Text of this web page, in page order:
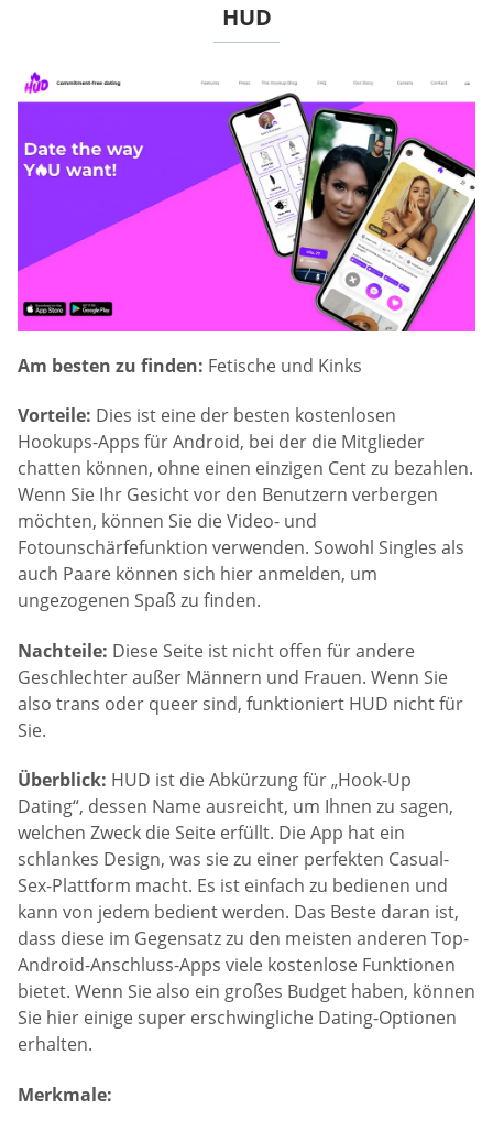
HUD
Am besten zu finden: Fetische und Kinks
Vorteile: Dies ist eine der besten kostenlosen
Hookups-Apps für Android, bei der die Mitglieder
chatten können, ohne einen einzigen Cent zu bezahlen.
Wenn Sie Ihr Gesicht vor den Benutzern verbergen
möchten, können Sie die Video- und
Fotounschärfefunktion verwenden. Sowohl Singles als
auch Paare können sich hier anmelden, um
ungezogenen Spaß zu finden.
Nachteile: Diese Seite ist nicht offen für andere
Geschlechter außer Männern und Frauen. Wenn Sie
also trans oder queer sind, funktioniert HUD nicht für
Sie.
Überblick: HUD ist die Abkürzung für „Hook-Up
Dating“, dessen Name ausreicht, um Ihnen zu sagen,
welchen Zweck die Seite erfüllt. Die App hat ein
schlankes Design, was sie zu einer perfekten Casual-
Sex-Plattform macht. Es ist einfach zu bedienen und
kann von jedem bedient werden. Das Beste daran ist,
dass diese im Gegensatz zu den meisten anderen Top-
Android-Anschluss-Apps viele kostenlose Funktionen
bietet. Wenn Sie also ein großes Budget haben, können
Sie hier einige super erschwingliche Dating-Optionen
erhalten.
Merkmale: